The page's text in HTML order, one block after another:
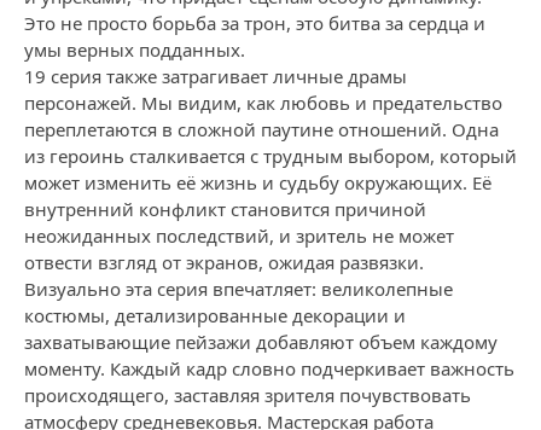
Это не просто борьба за трон, это битва за сердца и
умы верных подданных.
19 серия также затрагивает личные драмы
персонажей. Мы видим, как любовь и предательство
переплетаются в сложной паутине отношений. Одна
из героинь сталкивается с трудным выбором, который
может изменить её жизнь и судьбу окружающих. Её
внутренний конфликт становится причиной
неожиданных последствий, и зритель не может
отвести взгляд от экранов, ожидая развязки.
Визуально эта серия впечатляет: великолепные
костюмы, детализированные декорации и
захватывающие пейзажи добавляют объем каждому
моменту. Каждый кадр словно подчеркивает важность
происходящего, заставляя зрителя почувствовать
атмосферу средневековья. Мастерская работа